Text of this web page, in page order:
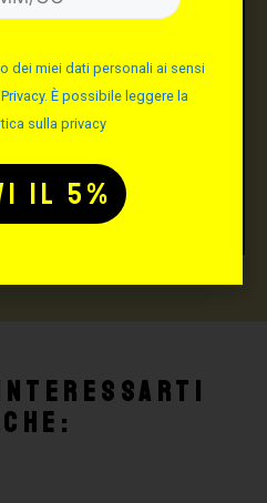
dei miei dati personali ai sensi
È possibile leggere la
sulla privacy